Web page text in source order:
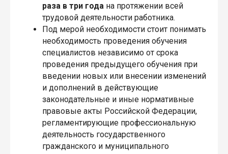
раза в три года на протяжении всей
трудовой деятельности работника.
Под мерой необходимости стоит понимать
необходимость проведения обучения
специалистов независимо от срока
проведения предыдущего обучения при
введении новых или внесении изменений
и дополнений в действующие
законодательные и иные нормативные
правовые акты Российской Федерации,
регламентирующие профессиональную
деятельность государственного
гражданского и муниципального